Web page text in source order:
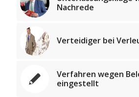
Nachrede
Verteidiger bei
Verfahren wegen
eingestellt